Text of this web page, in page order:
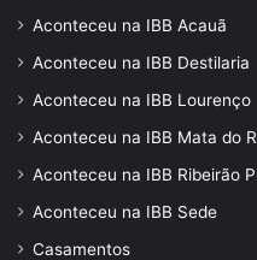
Aconteceu na IBB Acauã
Aconteceu na IBB Destilaria
Aconteceu na IBB Lourenço
Aconteceu na IBB Mata do
Aconteceu na IBB Ribeirão
Aconteceu na IBB Sede
Casamentos